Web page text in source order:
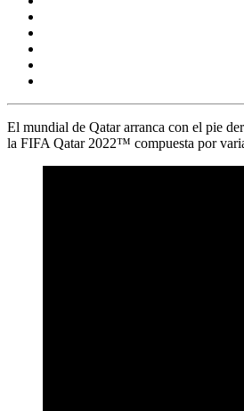
El mundial de Qatar arranca con el pie
la FIFA Qatar 2022™ compuesta por